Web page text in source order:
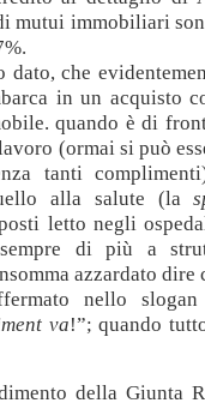
mutui immobiliari
dato, che
in un acquisto
quando è di
(ormai si può
tanti
alla salute (la
letto negli
di più a
azzardato dire
nello slogan
va!”; quando
della Giunta